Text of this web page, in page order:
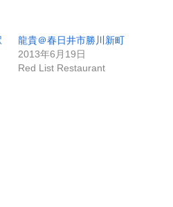
龍貴＠春日井市勝川新町
2013年6月19日
Red List Restaurant